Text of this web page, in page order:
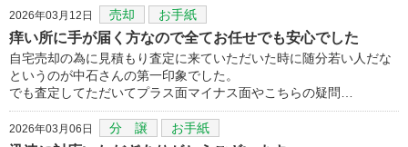
2026年03月12日 売却 お手紙
痒い所に手が届く方なので全てお任せでも安心でした
自宅売却の為に見積もり査定に来ていただいた時に随分若い人だな
というのが中石さんの第一印象でした。
でも査定してただいてプラス面マイナス面やこちらの疑問…
2026年03月06日 分 譲 お手紙